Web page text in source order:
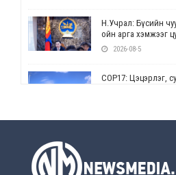
Н.Учрал: Бүсийн
ойн арга хэмжээг
2026-08-5
СОР17: Цэцэрлэг,
2026-08-5